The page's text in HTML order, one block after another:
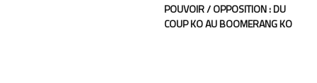
POUVOIR / OPPOSITION : DU
COUP KO AU BOOMERANG KO